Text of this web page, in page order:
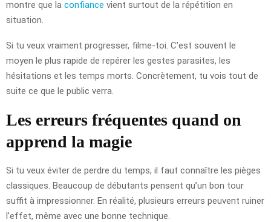
montre que la confiance vient surtout de la répétition en
situation.
Si tu veux vraiment progresser, filme-toi. C’est souvent le
moyen le plus rapide de repérer les gestes parasites, les
hésitations et les temps morts. Concrètement, tu vois tout de
suite ce que le public verra.
Les erreurs fréquentes quand on
apprend la magie
Si tu veux éviter de perdre du temps, il faut connaître les pièges
classiques. Beaucoup de débutants pensent qu’un bon tour
suffit à impressionner. En réalité, plusieurs erreurs peuvent ruiner
l’effet, même avec une bonne technique.